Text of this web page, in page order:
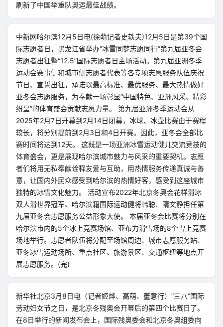
刷新了中国举重队奥运最佳战绩。
中新网哈尔滨12月5日电(徐萌记者史轶夫)12月5日是第39个国
际志愿者日，黑龙江省举办“冰雪同梦志愿同行”第九届亚冬会
志愿者出征暨“12.5”国际志愿者日主场活动。第九届亚洲冬季
运动会赛事侧和城市侧志愿者代表等各专项志愿服务队伍庆祝
节日、宣誓出征，承诺以最高标准、最优服务、最大热情做好
亚冬会志愿服务，为奉献一场彰显“中国特色、亚洲风采、精彩
纷呈”的体育盛会贡献志愿力量。 第九届亚洲冬季运动会从
2025年2月7日开幕到2月14日闭幕，冰球、冰壶比赛由于赛程
较长，将分别提前到2月3日和4日开赛。因此，亚冬会全部比
赛时间将达到12天。 这既是一场亚洲冰雪运动健儿交流竞技的
体育盛会，更是展现哈尔滨城市魅力与风采的重要契机。志愿
者们将用无私奉献诠释友爱与互助，用热情服务传递真诚与善
意，让国内外民众感受到哈尔滨的热情好客，感受到这座城市
独特的冰雪文化魅力。 活动宣布2022年北京冬奥会花样滑冰
双人滑世界冠军、哈尔滨籍国际运动健将韩聪、隋文静担任第
九届亚冬会志愿服务公益形象大使。 本届亚冬会比赛将分别在
哈尔滨市内的5个冰上竞赛场馆、亚布力滑雪场的8个雪上竞赛
场地举行。志愿者队伍将分配至场馆周边、城市志愿服务站、
亚冬冰雪运动场所、重点社区、旅游景区、交通枢纽等地点开
展志愿服务。(完)
新华社北京3月8日电（记者姬烨、高萌、董意行）“三八”国际
劳动妇女节之日，是北京冬残奥会开幕后的第四个比赛日了。
在8日举行的新闻发布会上，国际残奥委会和北京冬奥组委向